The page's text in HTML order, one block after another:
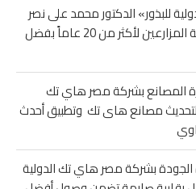
للبذور» الدكتور محمد على نصر
هجين الذرة 2031 حافظ على ثقة المزارعين لأكثر من 20 عاماً بفضل
المصانع بشركة مصر هاي تك
لتحديث مصانع هاى تك وتطبيق أحدث
الجودة بشركة مصر هاي تك الدولية